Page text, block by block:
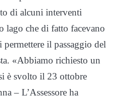
di alcuni interventi
lago che di fatto facevano
il passaggio del
«Abbiamo richiesto un
è svolto il 23 ottobre
– L’Assessore ha